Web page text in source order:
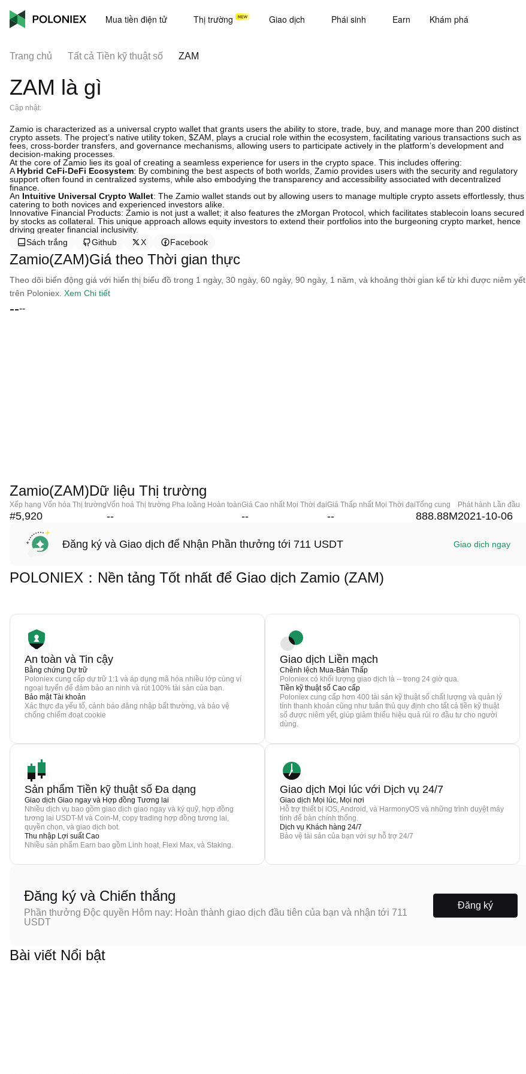
Mua tiền điện tử Thị trường Giao dịch Phái sinh Earn Khám phá
Trang chủ Tất cả Tiền kỹ thuật số ZAM
ZAM là gì
Cập nhật:
Zamio is characterized as a universal crypto wallet that grants users the ability to store, trade, buy, and manage more than 200 distinct
crypto assets. The project’s native utility token, $ZAM, plays a crucial role within the ecosystem, facilitating various transactions such as
fees, cross-border transfers, and governance mechanisms, allowing users to participate actively in the platform’s development and
decision-making processes.
At the core of Zamio lies its goal of creating a seamless experience for users in the crypto space. This includes offering:
A Hybrid CeFi-DeFi Ecosystem: By combining the best aspects of both worlds, Zamio provides users with the security and regulatory
support often found in centralized systems, while also embodying the transparency and accessibility associated with decentralized
finance.
An Intuitive Universal Crypto Wallet: The Zamio wallet stands out by allowing users to manage multiple crypto assets effortlessly, thus
catering to both novices and experienced investors alike.
Innovative Financial Products: Zamio is not just a wallet; it also features the zMorgan Protocol, which facilitates stablecoin loans secured
by stocks as collateral. This unique approach allows equity investors to extend their portfolios into the burgeoning crypto market, hence
driving greater financial inclusivity.
Sách trắng
Github X Facebook
Zamio(ZAM)Giá theo Thời gian thực
Theo dõi biến động giá với hiển thị biểu đồ trong 1 ngày, 30 ngày, 60 ngày, 90 ngày, 1 năm, và khoảng thời gian kể từ khi được niêm yết
trên Poloniex. Xem Chi tiết
----
Zamio(ZAM)Dữ liệu Thị trường
Xếp hạng Vốn hóa Thị trường
#5,920
Vốn hoá Thị trường Pha loãng Hoàn toàn
--
Giá Cao nhất Mọi Thời đại
--
Giá Thấp nhất Mọi Thời đại
--
Tổng cung
888.88M
Phát hành Lần đầu
2021-10-06
Đăng ký và Giao dịch để Nhận Phần thưởng tới 711 USDT Giao dịch ngay
POLONIEX：Nền tảng Tốt nhất để Giao dịch Zamio (ZAM)
An toàn và Tin cậy
Bằng chứng Dự trữ
Poloniex cung cấp dự trữ 1:1 và áp dụng mã hóa nhiều lớp cùng ví
ngoại tuyến để đảm bảo an ninh và rút 100% tài sản của bạn.
Bảo mật Tài khoản
Xác thực đa yếu tố, cảnh báo đăng nhập bất thường, và bảo vệ
chống chiếm đoạt cookie
Giao dịch Liền mạch
Chênh lệch Mua-Bán Thấp
Poloniex có khối lượng giao dịch là -- trong 24 giờ qua.
Tiền kỹ thuật số Cao cấp
Poloniex cung cấp hơn 400 tài sản kỹ thuật số chất lượng và quản lý
tính thanh khoản cũng như tuân thủ quy định cho tất cả tiền kỹ thuật
số được niêm yết, giúp giảm thiểu hiệu quả rủi ro đầu tư cho người
dùng.
Sản phẩm Tiền kỹ thuật số Đa dạng
Giao dịch Giao ngay và Hợp đồng Tương lai
Nhiều dịch vụ bao gồm giao dịch giao ngay và ký quỹ, hợp đồng
tương lai USDT-M và Coin-M, copy trading hợp đồng tương lai,
quyền chọn, và giao dịch bot.
Thu nhập Lợi suất Cao
Nhiều sản phẩm Earn bao gồm Linh hoạt, Flexi Max, và Staking.
Giao dịch Mọi lúc với Dịch vụ 24/7
Giao dịch Mọi lúc, Mọi nơi
Hỗ trợ thiết bị iOS, Android, và HarmonyOS và những trình duyệt máy
tính để bàn chính thống.
Dịch vụ Khách hàng 24/7
Bảo vệ tài sản của bạn với sự hỗ trợ 24/7
Đăng ký và Chiến thắng
Phần thưởng Độc quyền Hôm nay: Hoàn thành giao dịch đầu tiên của bạn và nhận tới 711
USDT
Đăng ký
Bài viết Nổi bật